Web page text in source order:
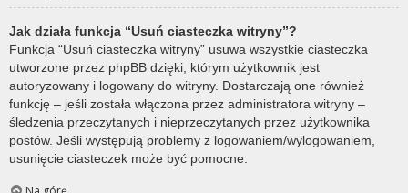
Jak działa funkcja “Usuń ciasteczka witryny”?
Funkcja “Usuń ciasteczka witryny” usuwa wszystkie ciasteczka
utworzone przez phpBB dzięki, którym użytkownik jest
autoryzowany i logowany do witryny. Dostarczają one również
funkcję – jeśli została włączona przez administratora witryny –
śledzenia przeczytanych i nieprzeczytanych przez użytkownika
postów. Jeśli występują problemy z logowaniem/wylogowaniem,
usunięcie ciasteczek może być pomocne.